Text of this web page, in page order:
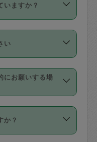
延長機能をご
利用いただくに
要です。な
値引き等はござ
いますか？
タスカジさん自
います。
には最初は制限
ビューの平均
な最高額が上
ています。
い
カード（Visa／
EXPRESS／
ます。
。プロフィー
だかなくても大
にお願いする場
「定期（毎週｜
の依頼は「ス
でご利用できま
か？